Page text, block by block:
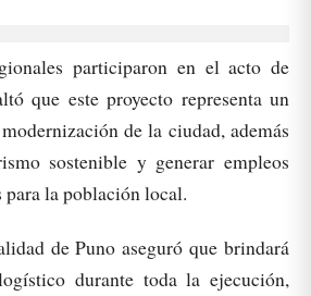
participaron en el acto de
que este proyecto representa un
de la ciudad, además
sostenible y generar empleos
la población local.
de Puno aseguró que brindará
durante toda la ejecución,